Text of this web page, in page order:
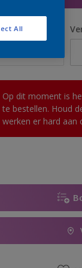
Op dit moment is
te bestellen. Houd
werken er hard aan
All